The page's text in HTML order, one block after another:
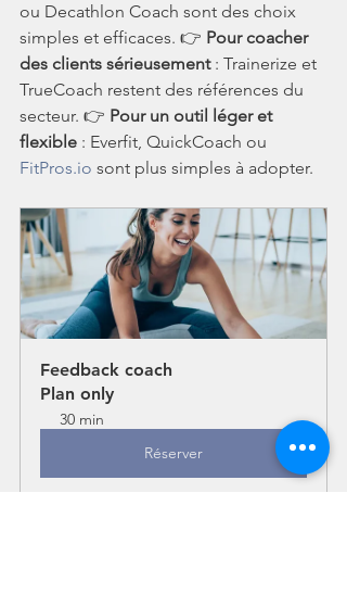
ou Decathlon Coach sont des choix
simples et efficaces. 👉 Pour coacher
des clients sérieusement : Trainerize et
TrueCoach restent des références du
secteur. 👉 Pour un outil léger et
flexible : Everfit, QuickCoach ou
FitPros.io sont plus simples à adopter.
Feedback coach
Plan only
30 min
Réserver